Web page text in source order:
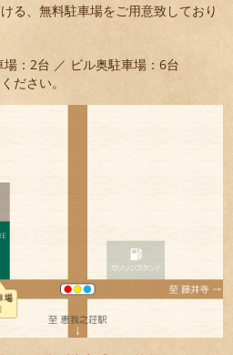
る、無料駐車場をご用意致しており
：2台 ／ ビル奥駐車場：6台
ださい。